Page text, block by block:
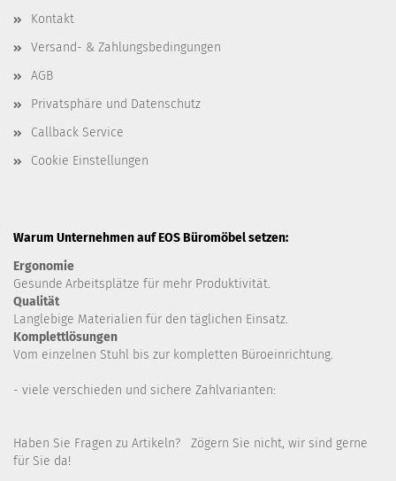
Kontakt
Versand- & Zahlungsbedingungen
AGB
Privatsphäre und Datenschutz
Callback Service
Cookie Einstellungen
Warum Unternehmen auf EOS Büromöbel setzen:
Ergonomie
Gesunde Arbeitsplätze für mehr Produktivität.
Qualität
Langlebige Materialien für den täglichen Einsatz.
Komplettlösungen
Vom einzelnen Stuhl bis zur kompletten Büroeinrichtung.
- viele verschieden und sichere Zahlvarianten:
Haben Sie Fragen zu Artikeln? Zögern Sie nicht, wir sind gerne
für Sie da!